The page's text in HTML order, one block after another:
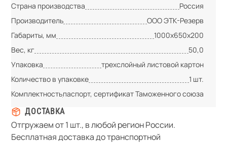
Страна производства
Россия
Производитель
ООО ЭТК-Резерв
Габариты, мм
1000х650х200
Вес, кг
50,0
Упаковка
трехслойный листовой картон
Количество в упаковке
1 шт.
Комплектностьпаспорт, сертификат Таможенного союза
ДОСТАВКА
Отгружаем от 1 шт., в любой регион России.
Бесплатная доставка до транспортной